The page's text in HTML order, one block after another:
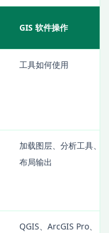
GIS 软件操作
工具如何使用
加载图层、分析工具、
布局输出
QGIS、ArcGIS Pro、